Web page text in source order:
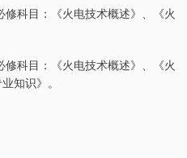
修科目：《火电技术概述》、《火
修科目：《火电技术概述》、《火
知识》。